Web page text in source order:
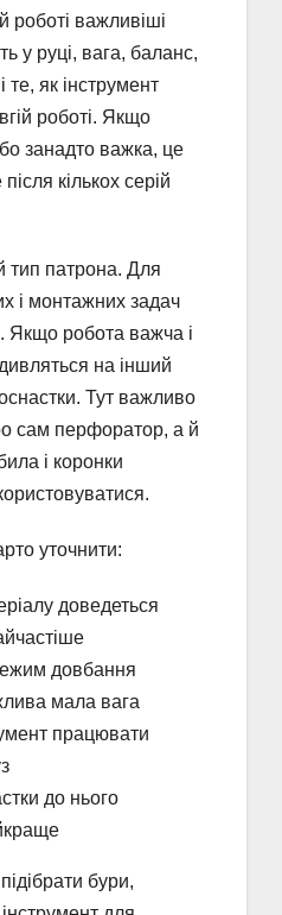
роботі важливіші
у руці, вага, баланс,
те, як інструмент
роботі. Якщо
занадто важка, це
кількох серій
патрона. Для
і монтажних задач
Якщо робота важча і
на інший
Тут важливо
сам перфоратор, а й
і коронки
уточнити:
доведеться
довбання
мала вага
працювати
до нього
бури,